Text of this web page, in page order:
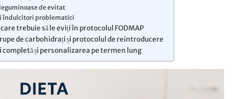
presa
de evitat
îndulcitori problematici
trebuie să le eviți în protocolul FODMAP
de carbohidrați și protocolul de reintroducere
completă și personalizarea pe termen lung